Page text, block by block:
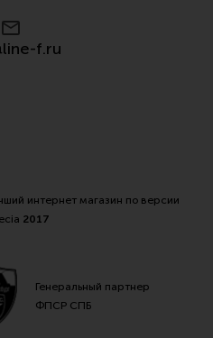
f.ru
интернет магазин по версии
2017
Генеральный партнер
ФПСР СПБ